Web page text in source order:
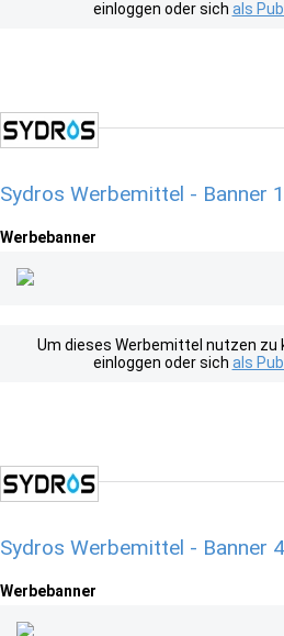
einloggen oder sich als
Sydros Werbemittel - Banner
Werbebanner
Um dieses Werbemittel nutzen zu
einloggen oder sich als
Sydros Werbemittel - Banner
Werbebanner